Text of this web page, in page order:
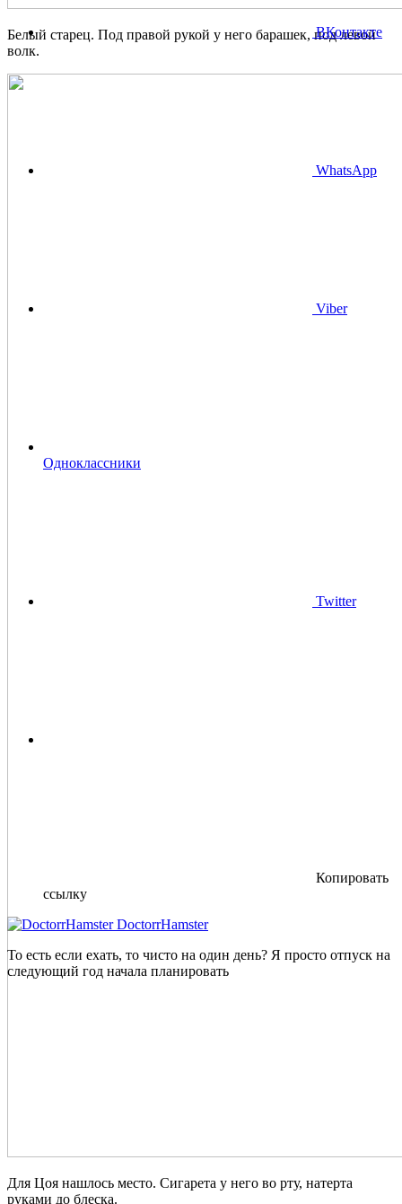
Белый старец. Под правой рукой у него барашек, под левой
волк.
Для Цоя нашлось место. Сигарета у него во рту, натерта
руками до блеска.
ВКонтакте
WhatsApp
Viber
Одноклассники
Twitter
Копировать
ссылку
DoctorrHamster
То есть если ехать, то чисто на один день? Я просто отпуск на
следующий год начала планировать